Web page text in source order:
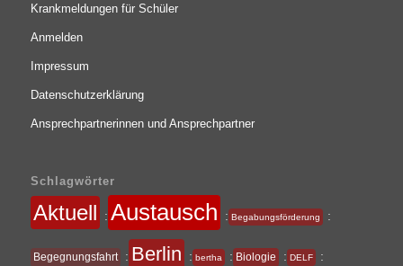
Krankmeldungen für Schüler
Anmelden
Impressum
Datenschutzerklärung
Ansprechpartnerinnen und Ansprechpartner
Schlagwörter
Aktuell : Austausch : Begabungsförderung :
Begegnungsfahrt : Berlin : bertha : Biologie : DELF :